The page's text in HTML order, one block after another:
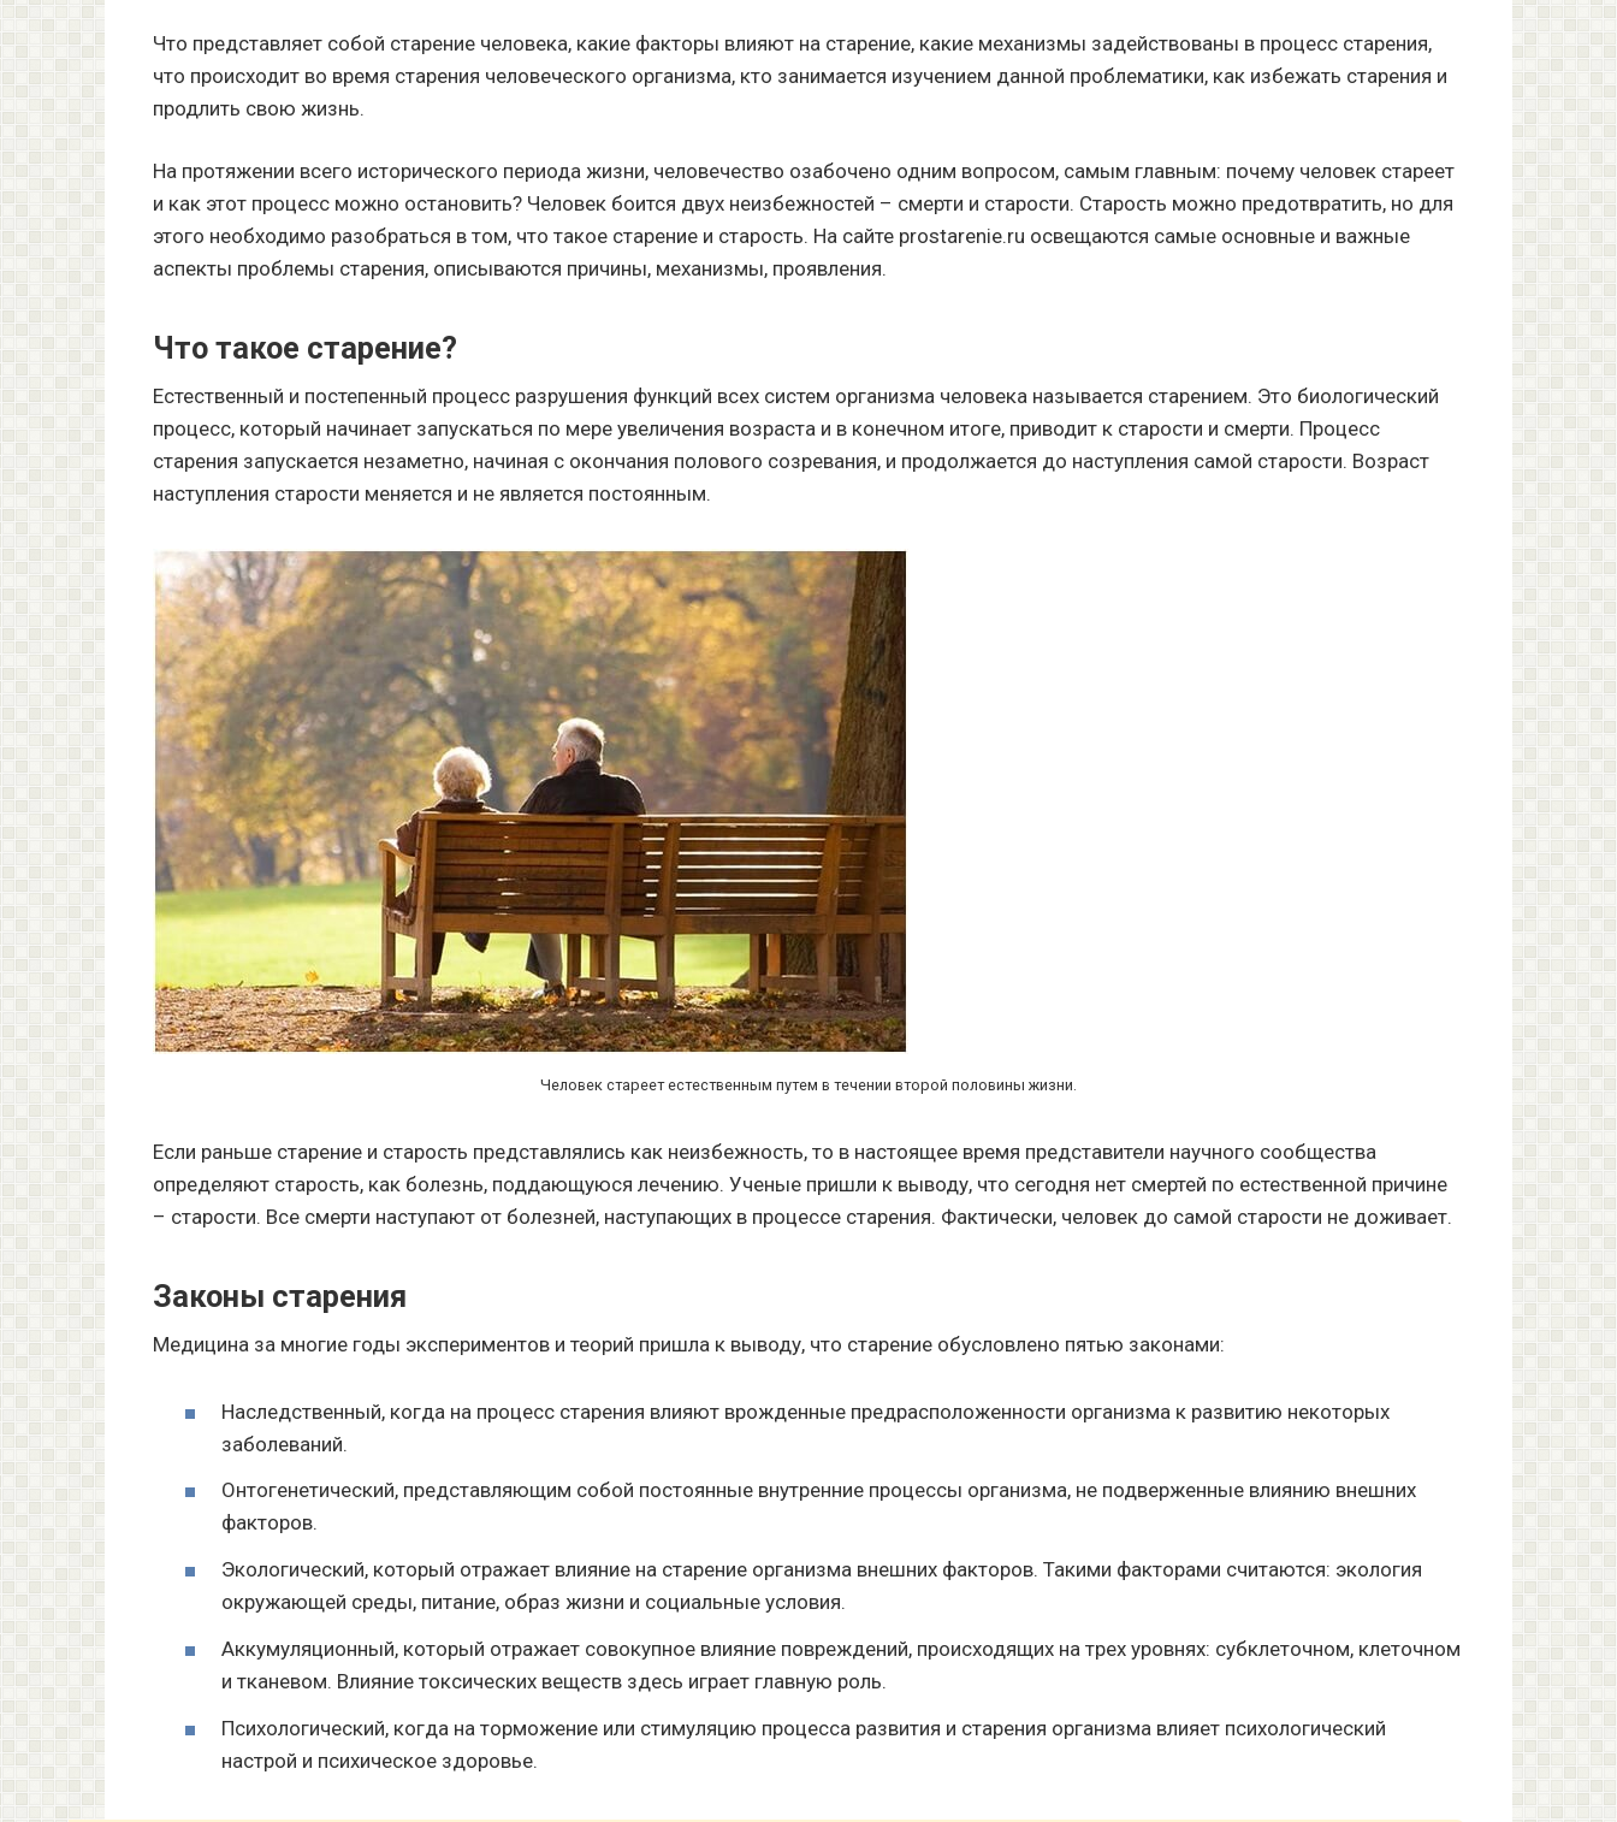
Что представляет собой старение человека, какие факторы влияют на старение, какие механизмы задействованы в процесс старения,
что происходит во время старения человеческого организма, кто занимается изучением данной проблематики, как избежать старения и
продлить свою жизнь.
На протяжении всего исторического периода жизни, человечество озабочено одним вопросом, самым главным: почему человек стареет
и как этот процесс можно остановить? Человек боится двух неизбежностей – смерти и старости. Старость можно предотвратить, но для
этого необходимо разобраться в том, что такое старение и старость. На сайте prostarenie.ru освещаются самые основные и важные
аспекты проблемы старения, описываются причины, механизмы, проявления.
Что такое старение?
Естественный и постепенный процесс разрушения функций всех систем организма человека называется старением. Это биологический
процесс, который начинает запускаться по мере увеличения возраста и в конечном итоге, приводит к старости и смерти. Процесс
старения запускается незаметно, начиная с окончания полового созревания, и продолжается до наступления самой старости. Возраст
наступления старости меняется и не является постоянным.
Человек стареет естественным путем в течении второй половины жизни.
Если раньше старение и старость представлялись как неизбежность, то в настоящее время представители научного сообщества
определяют старость, как болезнь, поддающуюся лечению. Ученые пришли к выводу, что сегодня нет смертей по естественной причине
– старости. Все смерти наступают от болезней, наступающих в процессе старения. Фактически, человек до самой старости не доживает.
Законы старения
Медицина за многие годы экспериментов и теорий пришла к выводу, что старение обусловлено пятью законами:
Наследственный, когда на процесс старения влияют врожденные предрасположенности организма к развитию некоторых
заболеваний.
Онтогенетический, представляющим собой постоянные внутренние процессы организма, не подверженные влиянию внешних
факторов.
Экологический, который отражает влияние на старение организма внешних факторов. Такими факторами считаются: экология
окружающей среды, питание, образ жизни и социальные условия.
Аккумуляционный, который отражает совокупное влияние повреждений, происходящих на трех уровнях: субклеточном, клеточном
и тканевом. Влияние токсических веществ здесь играет главную роль.
Психологический, когда на торможение или стимуляцию процесса развития и старения организма влияет психологический
настрой и психическое здоровье.